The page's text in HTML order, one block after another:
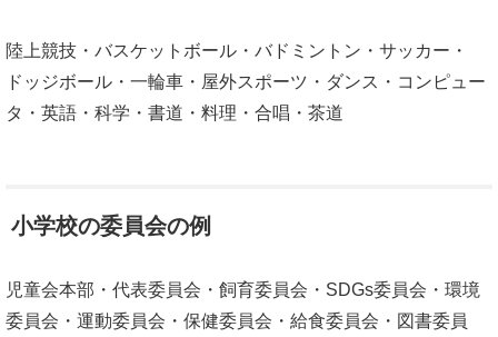
陸上競技・バスケットボール・バドミントン・サッカー・
ドッジボール・一輪車・屋外スポーツ・ダンス・コンピュー
タ・英語・科学・書道・料理・合唱・茶道
小学校の委員会の例
児童会本部・代表委員会・飼育委員会・SDGs委員会・環境
委員会・運動委員会・保健委員会・給食委員会・図書委員